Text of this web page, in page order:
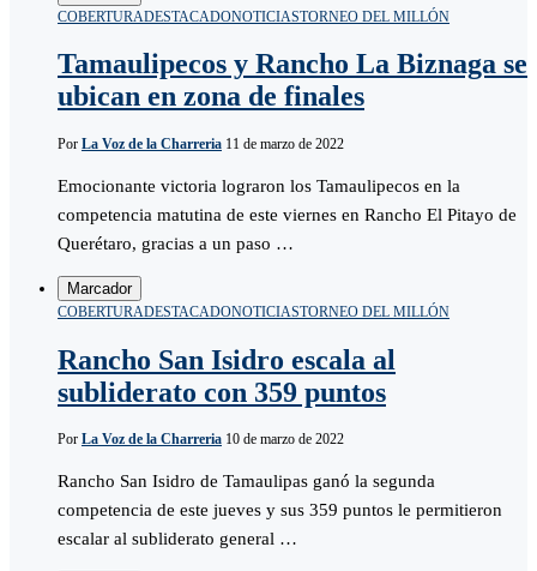
COBERTURADESTACADONOTICIASTORNEO DEL MILLÓN
Tamaulipecos y Rancho La Biznaga se
ubican en zona de finales
Por La Voz de la Charreria 11 de marzo de 2022
Emocionante victoria lograron los Tamaulipecos en la
competencia matutina de este viernes en Rancho El Pitayo de
Querétaro, gracias a un paso …
Marcador
COBERTURADESTACADONOTICIASTORNEO DEL MILLÓN
Rancho San Isidro escala al
subliderato con 359 puntos
Por La Voz de la Charreria 10 de marzo de 2022
Rancho San Isidro de Tamaulipas ganó la segunda
competencia de este jueves y sus 359 puntos le permitieron
escalar al subliderato general …